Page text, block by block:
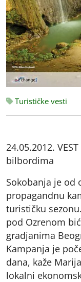
Turističke vesti
24.05.2012.
bilbordima
Sokobanja je od
propagandnu
turističku
pod Ozrenom
gradjanima
Kampanja je
dana, kaže
lokalni